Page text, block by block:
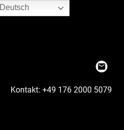
Kontakt: +49 176 2000 5079
Deutsch